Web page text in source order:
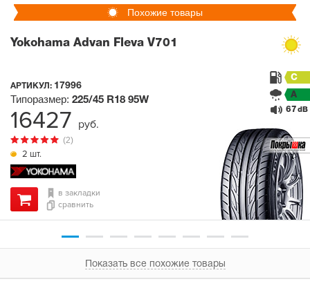
Похожие товары
Yokohama Advan Fleva V701
АРТИКУЛ: 17996
2 шт.
(2)
Типоразмер: 225/45 R18 95W
C
A
67 dB
в закладки
сравнить
16427 руб.
Показать все похожие товары